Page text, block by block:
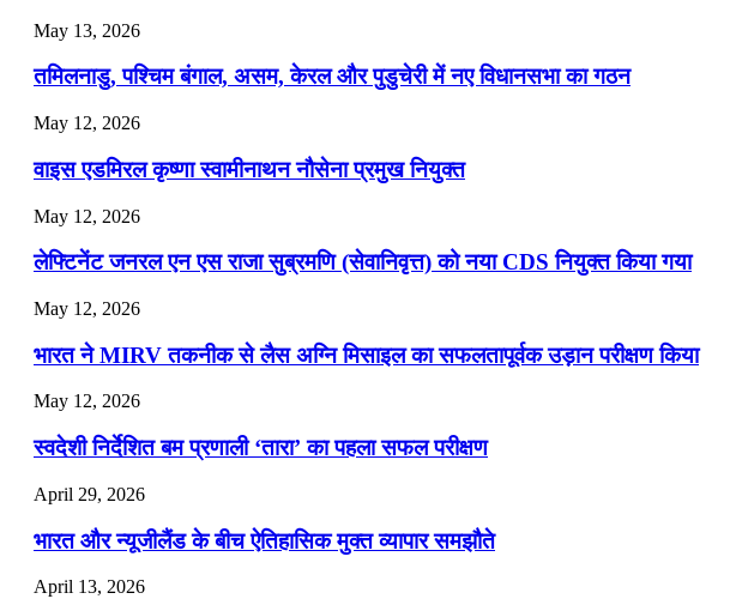
📝 डेली करेंट अफेयर्स: 19-21 जुलाई 2026
July 19, 2026
📝 डेली करेंट अफेयर्स: 16-18 जुलाई 2026
May 13, 2026
तमिलनाडु, पश्चिम बंगाल, असम, केरल और पुडुचेरी में नए विधानसभा का गठन
May 12, 2026
वाइस एडमिरल कृष्णा स्वामीनाथन नौसेना प्रमुख नियुक्त
May 12, 2026
लेफ्टिनेंट जनरल एन एस राजा सुब्रमणि (सेवानिवृत्त) को नया CDS नियुक्त किया गया
May 12, 2026
भारत ने MIRV तकनीक से लैस अग्नि मिसाइल का सफलतापूर्वक उड़ान परीक्षण किया
May 12, 2026
स्वदेशी निर्देशित बम प्रणाली ‘तारा’ का पहला सफल परीक्षण
April 29, 2026
भारत और न्यूजीलैंड के बीच ऐतिहासिक मुक्त व्यापार समझौते
April 13, 2026